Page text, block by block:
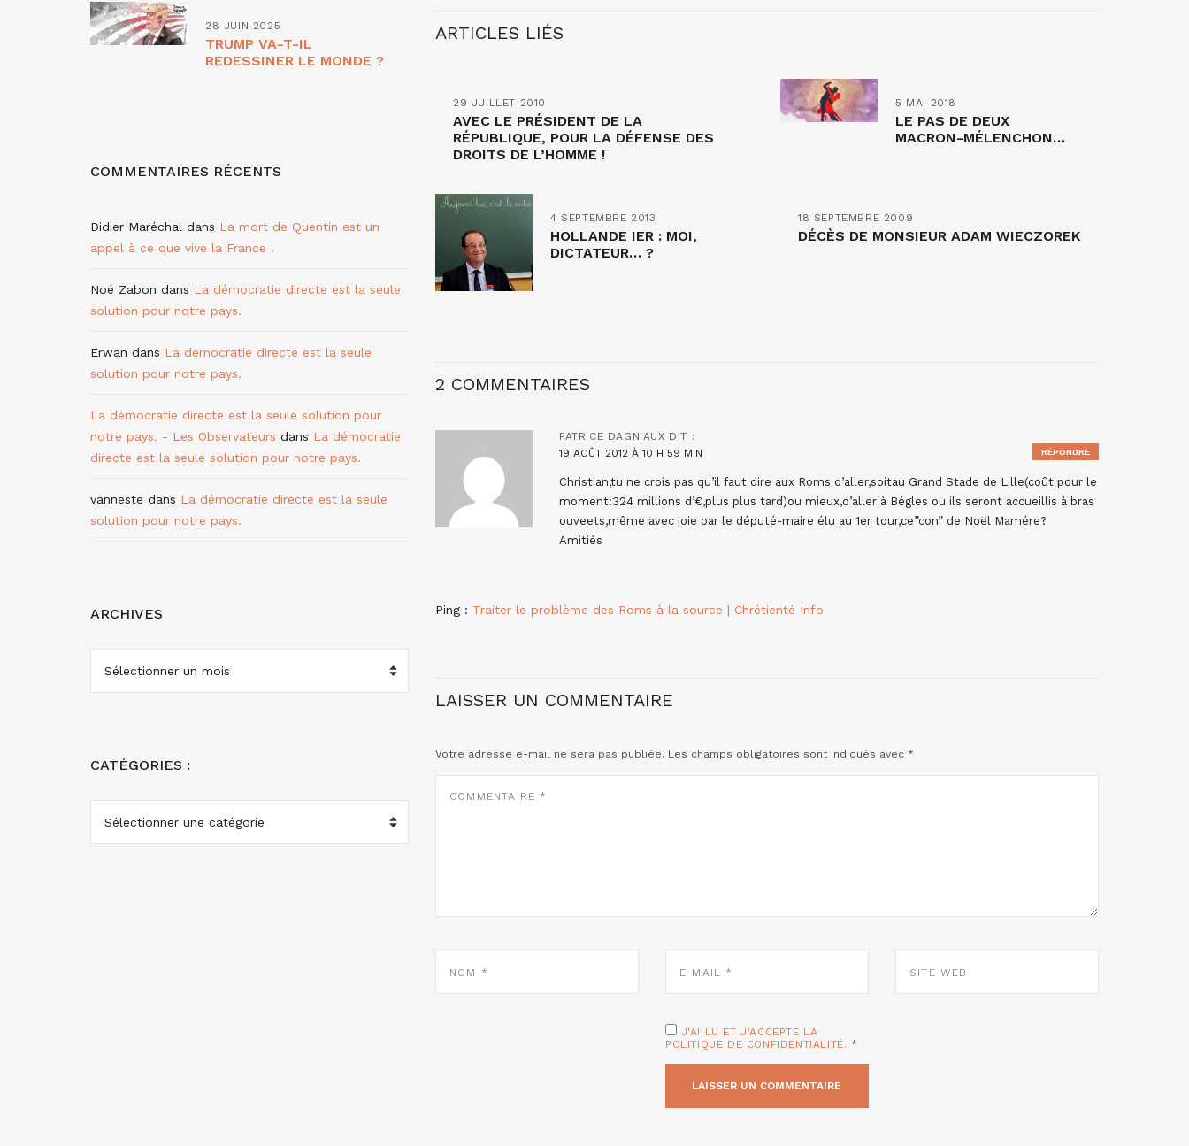
ARTICLES LIÉS
29 JUILLET 2010
AVEC LE PRÉSIDENT DE LA
RÉPUBLIQUE, POUR LA DÉFENSE DES
DROITS DE L’HOMME !
5 MAI 2018
LE PAS DE DEUX
MACRON-MÉLENCHON…
4 SEPTEMBRE 2013
HOLLANDE IER : MOI,
DICTATEUR… ?
18 SEPTEMBRE 2009
DÉCÈS DE MONSIEUR ADAM WIECZOREK
2 COMMENTAIRES
PATRICE DAGNIAUX DIT :
19 AOÛT 2012 À 10 H 59 MIN
Christian,tu ne crois pas qu’il faut dire aux Roms d’aller,soitau Grand Stade de Lille(coût pour le
moment:324 millions d’€,plus plus tard)ou mieux,d’aller à Bégles ou ils seront accueillis à bras
ouveets,même avec joie par le député-maire élu au 1er tour,ce”con” de Noël Mamére?
Amitiés
RÉPONDRE
Ping : Traiter le problème des Roms à la source | Chrétienté Info
LAISSER UN COMMENTAIRE
Votre adresse e-mail ne sera pas publiée. Les champs obligatoires sont indiqués avec *
MAIL
WEB
J'AI LU ET J'ACCEPTE LA
POLITIQUE DE CONFIDENTIALITÉ. *
28 JUIN 2025
TRUMP VA-T-IL
REDESSINER LE MONDE ?
COMMENTAIRES RÉCENTS
Didier Maréchal dans La mort de Quentin est un
appel à ce que vive la France !
Noé Zabon dans La démocratie directe est la seule
solution pour notre pays.
Erwan dans La démocratie directe est la seule
solution pour notre pays.
La démocratie directe est la seule solution pour
notre pays. - Les Observateurs dans La démocratie
directe est la seule solution pour notre pays.
vanneste dans La démocratie directe est la seule
solution pour notre pays.
ARCHIVES
ARCHIVES
CATÉGORIES :
CATÉGORIES